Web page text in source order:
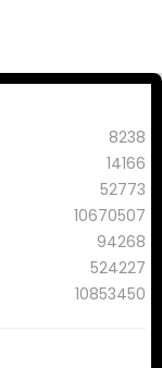
8238
14166
52773
10670507
94268
524227
10853450